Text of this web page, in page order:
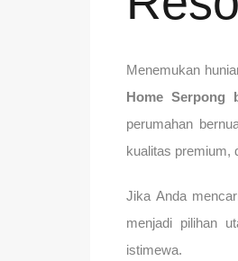
Menemukan
Home Serpong
perumahan
kualitas premium,
Jika Anda
menjadi pilihan
istimewa.